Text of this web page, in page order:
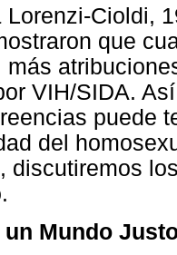
Lorenzi-Cioldi,
que
más
VIH/SIDA.
puede
del
discutiremos
un Mundo